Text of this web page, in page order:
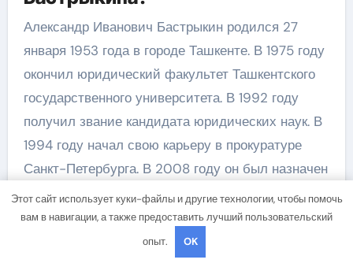
Александр Иванович Бастрыкин родился 27
января 1953 года в городе Ташкенте. В 1975 году
окончил юридический факультет Ташкентского
государственного университета. В 1992 году
получил звание кандидата юридических наук. В
1994 году начал свою карьеру в прокуратуре
Санкт-Петербурга. В 2008 году он был назначен
председателем Следственного комитета
Российской Федерации.
Какие достижения есть у
Этот сайт использует куки-файлы и другие технологии, чтобы помочь
вам в навигации, а также предоставить лучший пользовательский
опыт.
OK